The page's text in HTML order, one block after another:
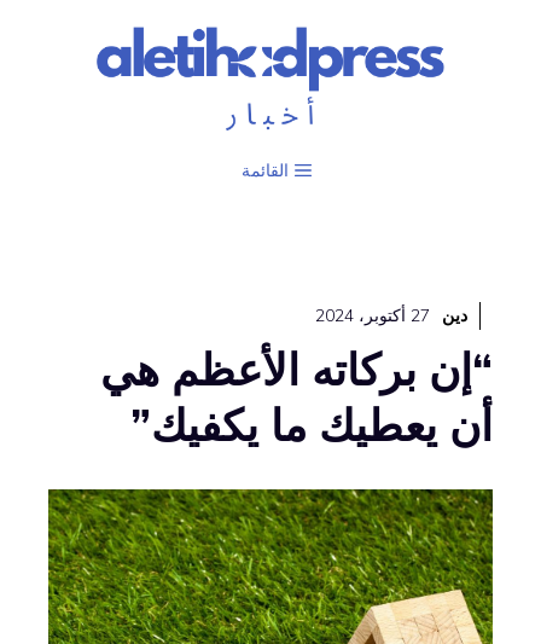
القائمة
دين 27 أكتوبر، 2024
“إن بركاته الأعظم هي
أن يعطيك ما يكفيك”